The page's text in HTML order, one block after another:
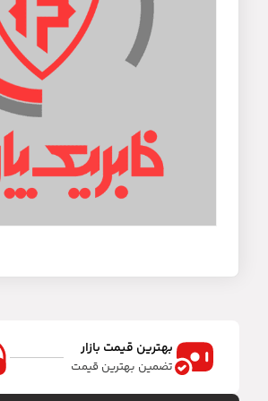
بهترین قیمت بازار
تضمین بهترین قیمت